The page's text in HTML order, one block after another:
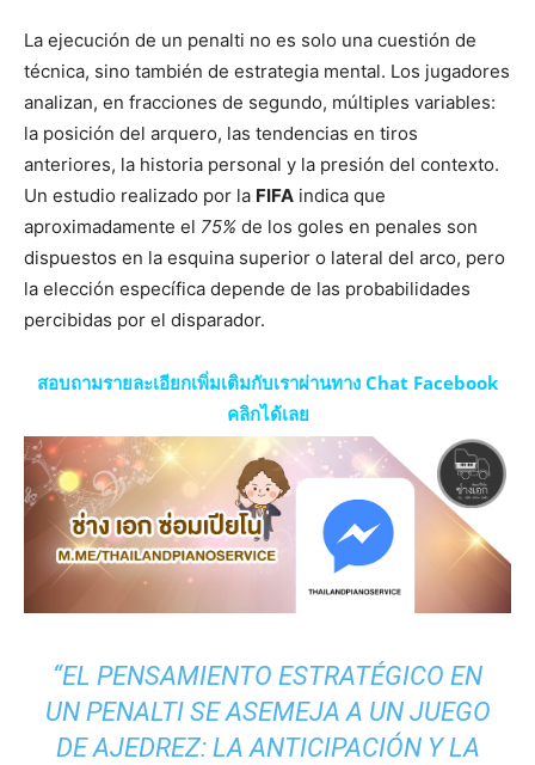
La ejecución de un penalti no es solo una cuestión de
técnica, sino también de estrategia mental. Los jugadores
analizan, en fracciones de segundo, múltiples variables:
la posición del arquero, las tendencias en tiros
anteriores, la historia personal y la presión del contexto.
Un estudio realizado por la FIFA indica que
aproximadamente el 75% de los goles en penales son
dispuestos en la esquina superior o lateral del arco, pero
la elección específica depende de las probabilidades
percibidas por el disparador.
สอบถามรายละเอียกเพิ่มเติมกับเราผ่านทาง Chat Facebook
คลิกได้เลย
“EL PENSAMIENTO ESTRATÉGICO EN
UN PENALTI SE ASEMEJA A UN JUEGO
DE AJEDREZ: LA ANTICIPACIÓN Y LA